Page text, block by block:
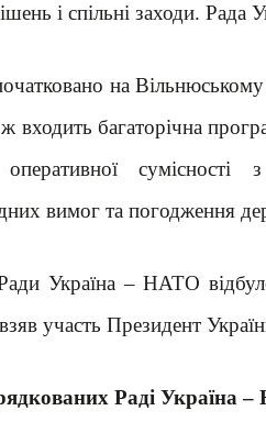
і спільні заходи.
на
багаторічна
оперативної
вимог та погодження
Ради Україна – НАТО
участь Президент
Раді Україна